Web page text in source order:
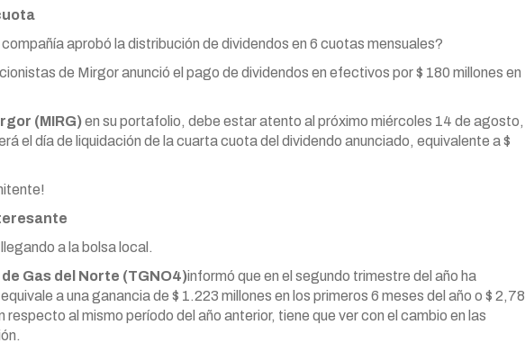
aprobó la distribución de dividendos en 6 cuotas mensuales?
de Mirgor anunció el pago de dividendos en efectivos por $ 180 millones en
(MIRG)en su portafolio, debe estar atento al próximo miércoles 14 de agosto,
el día de liquidación de la cuarta cuota del dividendo anunciado, equivalente a $
a la bolsa local.
Gas del Norte (TGNO4)informó que en el segundo trimestre del año ha
a una ganancia de $ 1.223 millones en los primeros 6 meses del año o $ 2,78
al mismo período del año anterior, tiene que ver con el cambio en las